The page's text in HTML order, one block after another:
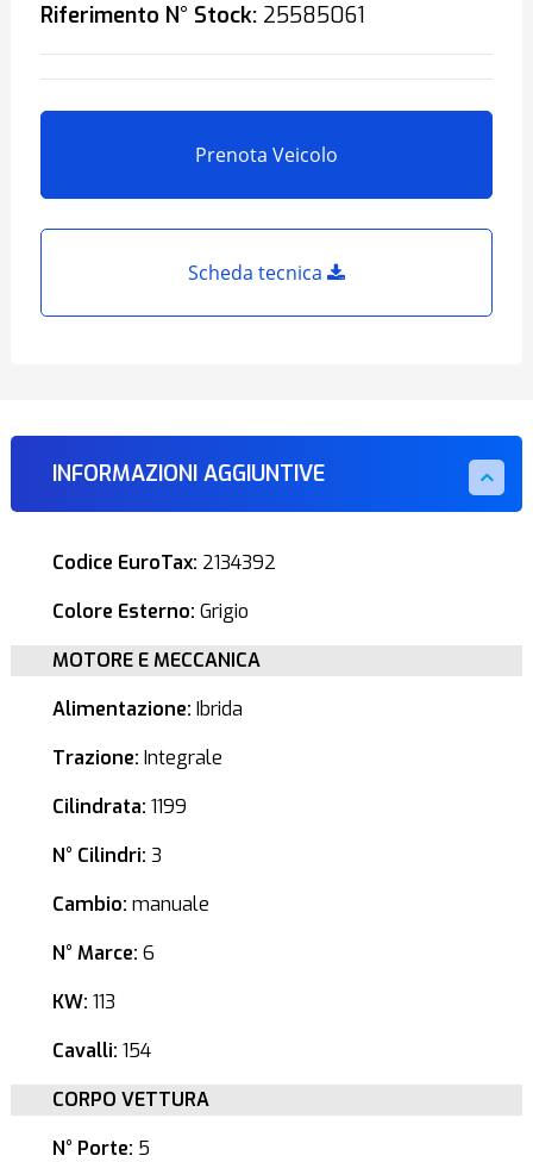
Riferimento N° Stock:25585061
Prenota Veicolo
Scheda tecnica
INFORMAZIONI AGGIUNTIVE
Codice EuroTax: 2134392
Colore Esterno: Grigio
MOTORE E MECCANICA
Alimentazione: Ibrida
Trazione: Integrale
Cilindrata: 1199
N° Cilindri: 3
Cambio: manuale
N° Marce: 6
KW: 113
Cavalli: 154
CORPO VETTURA
N° Porte: 5